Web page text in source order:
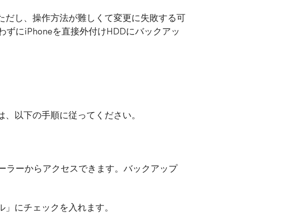
し、操作方法が難しくて変更に失敗する可
ずにiPhoneを直接外付けHDDにバックアッ
以下の手順に従ってください。
ラーからアクセスできます。バックアップ
にチェックを入れます。